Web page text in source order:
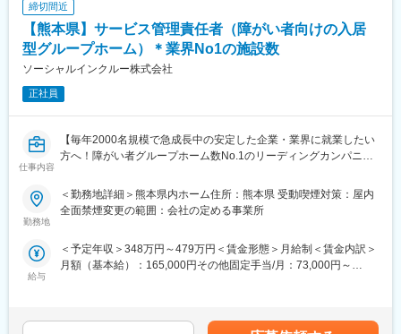
福利厚生や出産・育児支援制度、退職金制度も充実しています。
■想定されるキャリアパス
将来的にはリーダーや事業推進の中核人材を目指せます。
活躍できる職場です。
■キャリアパス／モデル年収：
・エリアマネージャー：480万円～
・シニアマネージャー（課長クラス）：540万円～
・統括マネージャー（次長クラス）：600万円～
・運営部部長：720万円～
※ポジションの空き状況次第にもよりますが、担当施設の売り上げ
や入居数、メンバーマネジメントの面から評価が行われ、2～5年
■当社の魅力：
来性はもちろんのこと、今後も事業拡大を計画しております。そ
のため、実力次第ではどんどん空いたポストにステップアップし
・子育てママも多数ご活躍いただいており、ワークライフバラン
スを重視しながら就業いただけます。
・障がい者支援の魅力としては、入居者の方々によってご病状が
締切間近
【熊本県】サービス管理責任者（障がい者向けの入居
型グループホーム）＊業界No1の施設数
ソーシャルインクルー株式会社
正社員
仕事内容
【毎年2000名規模で急成長中の安定した企業・業界に就業したい
方へ！障がい者グループホーム数No.1のリーディングカンパニー
■業務内容：
お任せします。
【変更の範囲：会社の定める業務】
勤務地
＜勤務地詳細＞熊本県内ホーム住所：熊本県 受動喫煙対策：屋内
全面禁煙変更の範囲：会社の定める事業所
給与
＜予定年収＞348万円～479万円＜賃金形態＞月給制＜賃金内訳＞
月額（基本給）：165,000円その他固定手当/月：73,000円～
業手当＞有＜給与補足＞◆賞与：無◆昇給：年1回（3月）※個人